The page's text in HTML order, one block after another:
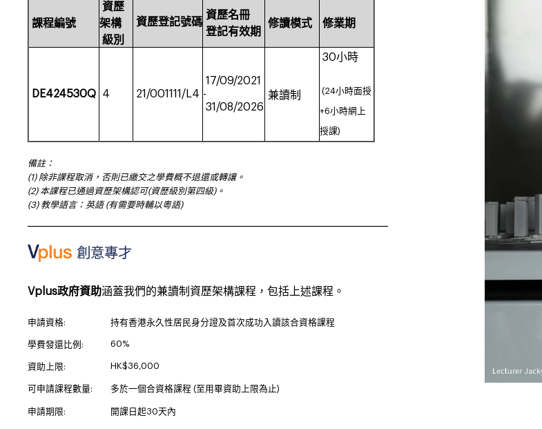
課程編號
資歷
架構
級別
資歷登記號碼
資歷名冊
登記有效期
修讀模式 修業期
DE424530Q 4 21/001111/L4
17/09/2021
-
31/08/2026
兼讀制
30小時
(24小時面授
+6小時網上
授課)
備註：
(1) 除非課程取消，否則已繳交之學費概不退還或轉讓。
(2) 本課程已通過資歷架構認可(資歷級別第四級)。
(3) 教學語言：英語 (有需要時輔以粵語)
Vplus政府資助涵蓋我們的兼讀制資歷架構課程，包括上述課程。
申請資格: 持有香港永久性居民身分證及首次成功入讀該合資格課程
學費發還比例: 60%
資助上限: HK$36,000
可申請課程數量: 多於一個合資格課程 (至用畢資助上限為止)
申請期限: 開課日起30天內